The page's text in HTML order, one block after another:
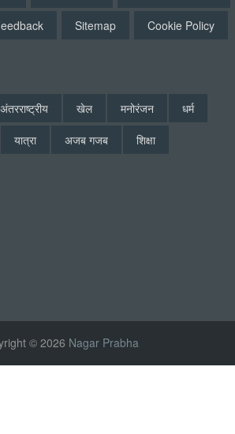
Sitemap Cookie Policy
अंतरराष्ट्रीय खेल मनोरंजन
धर्म
यात्रा अजब गजब शिक्षा
© 2026 Nagar Prabha